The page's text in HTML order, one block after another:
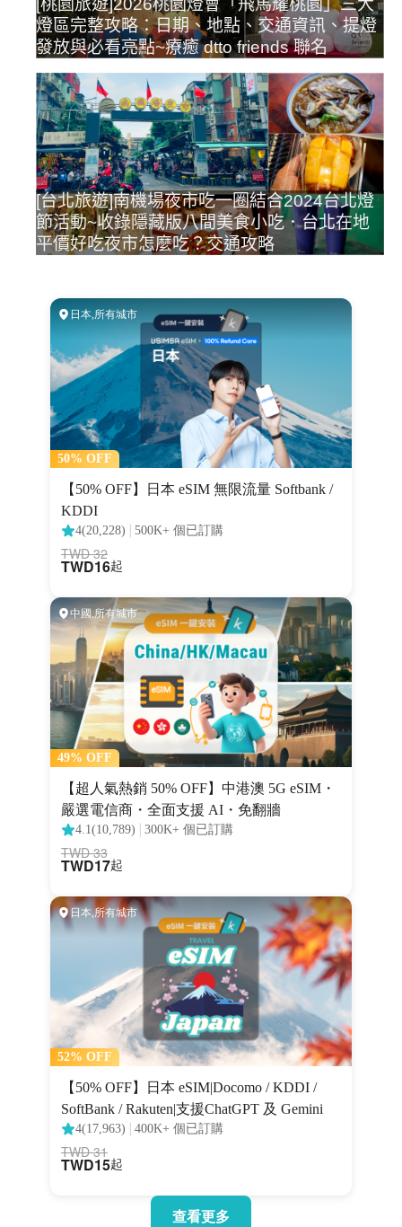
[桃園旅遊]2026桃園燈會「飛馬耀桃園」三大
燈區完整攻略：日期、地點、交通資訊、提燈
發放與必看亮點~療癒 dtto friends 聯名
[台北旅遊]南機場夜市吃一圈結合2024台北燈
節活動~收錄隱藏版八間美食小吃．台北在地
平價好吃夜市怎麼吃？交通攻略